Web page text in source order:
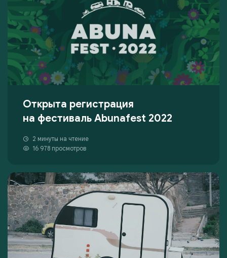
Открыта регистрация
на фестиваль Abunafest 2022
2 минуты на чтение
16 978 просмотров